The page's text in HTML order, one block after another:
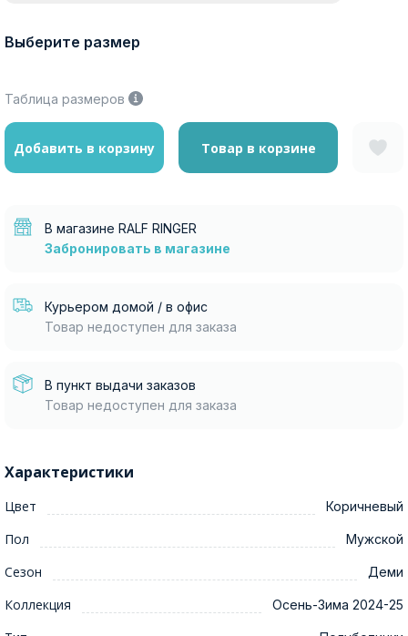
Выберите размер
Таблица размеров
Добавить в корзину Товар в корзине
В магазине RALF RINGER
Забронировать в магазине
Курьером домой / в офис
Товар недоступен для заказа
В пункт выдачи заказов
Товар недоступен для заказа
Характеристики
Цвет Коричневый
Пол Мужской
Сезон Деми
Коллекция Осень-Зима 2024-25